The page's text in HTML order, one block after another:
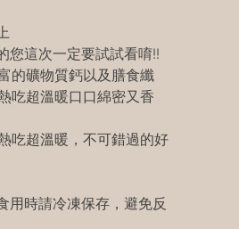
您這次一定要試試看唷!!
的礦物質鈣以及膳食纖
吃超溫暖口口綿密又香
吃超溫暖，不可錯過的好
用時請冷凍保存，避免反